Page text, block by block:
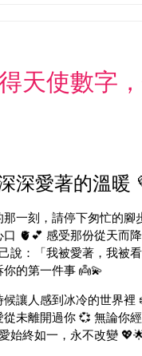
天使數字
深愛著的溫暖
一刻，請停下匆忙的腳
🫀💕 感受那份從天而
說：「我被愛著，我被
的第一件事 👼💫
候讓人感到冰冷的世界裡
未離開過你 💞 無論你
始終如一，永不改變